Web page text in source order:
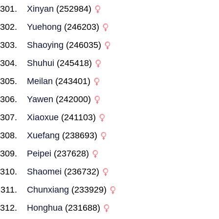
Xinyan (252984)
Yuehong (246203)
Shaoying (246035)
Shuhui (245418)
Meilan (243401)
Yawen (242000)
Xiaoxue (241103)
Xuefang (238693)
Peipei (237628)
Shaomei (236732)
Chunxiang (233929)
Honghua (231688)